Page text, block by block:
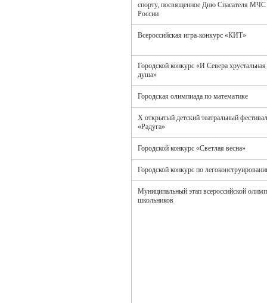
спорту, посвященное Дню Спасателя МЧС
России
Всероссийская игра-конкурс «КИТ»
Городской конкурс «И Севера хрустальная
душа»
Городская олимпиада по математике
X открытый детский театральный
«Радуга»
Городской конкурс «Светлая весна»
Городской конкурс по
Муниципальный этап всероссийской
школьников